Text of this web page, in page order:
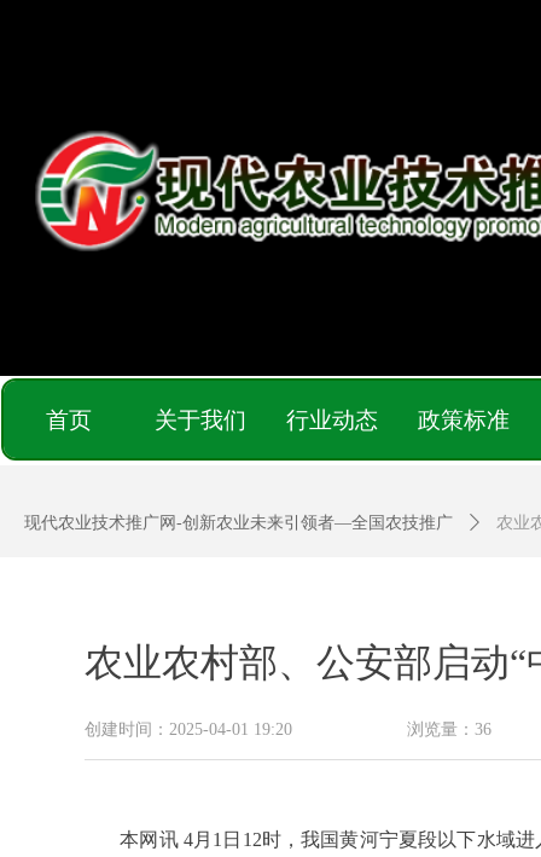
首页 关于我们 行业动态 政策标准
农业农村部、公安部启动
本网讯 4月1日12时，我国黄河宁夏段以下水域
创建时间： 2025-04-01 19:20 浏览量： 36
现代农业技术推广网-创新农业未来引领者—全国农技推广 ꄲ 农业